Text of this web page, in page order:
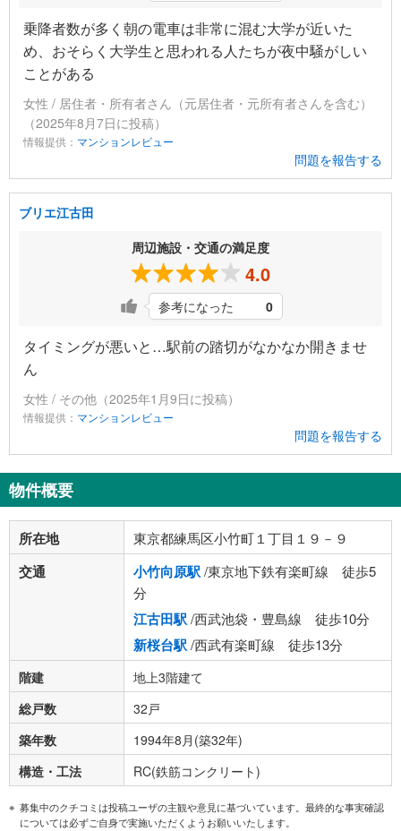
乗降者数が多く朝の電車は非常に混む大学が近いた
め、おそらく大学生と思われる人たちが夜中騒がしい
ことがある
女性 / 居住者・所有者さん（元居住者・元所有者さんを含む）
（2025年8月7日に投稿）
情報提供： マンションレビュー
問題を報告する
ブリエ江古田
周辺施設・交通の満足度
4.0
参考になった 0
タイミングが悪いと…駅前の踏切がなかなか開きませ
ん
女性 / その他（2025年1月9日に投稿）
情報提供： マンションレビュー
問題を報告する
物件概要
所在地 東京都練馬区小竹町１丁目１９－９
交通 小竹向原駅/東京地下鉄有楽町線 徒歩5
分
江古田駅/西武池袋・豊島線 徒歩10分
新桜台駅/西武有楽町線 徒歩13分
階建
地上3階建て
総戸数
32戸
築年数
1994年8月(築32年)
構造・工法
RC(鉄筋コンクリート)
募集中のクチコミは投稿ユーザの主観や意見に基づいています。最終的な事実確認
については必ずご自身で実施いただくようお願いいたします。